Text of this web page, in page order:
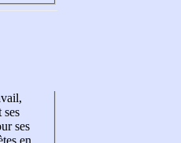
ses
ses
en